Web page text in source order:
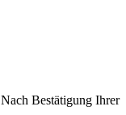
Nach Bestätigung Ihrer